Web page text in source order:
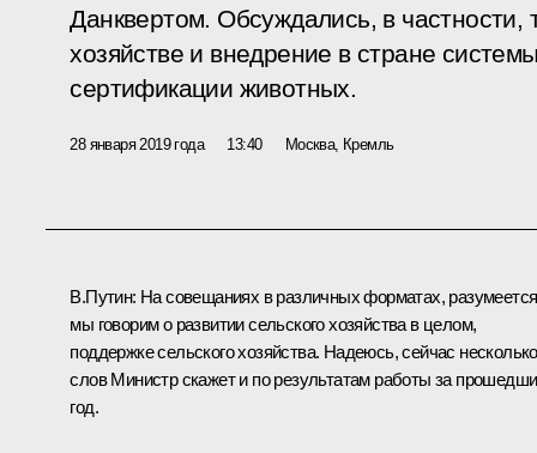
Данквертом. Обсуждались, в частности,
хозяйстве и внедрение в стране
сертификации животных.
28 января 2019 года 13:40 Москва, Кремль
В.Путин: На совещаниях в различных форматах,
мы говорим о развитии сельского хозяйства в целом,
поддержке сельского хозяйства. Надеюсь, сейчас несколько
слов Министр скажет и по результатам работы за
год.